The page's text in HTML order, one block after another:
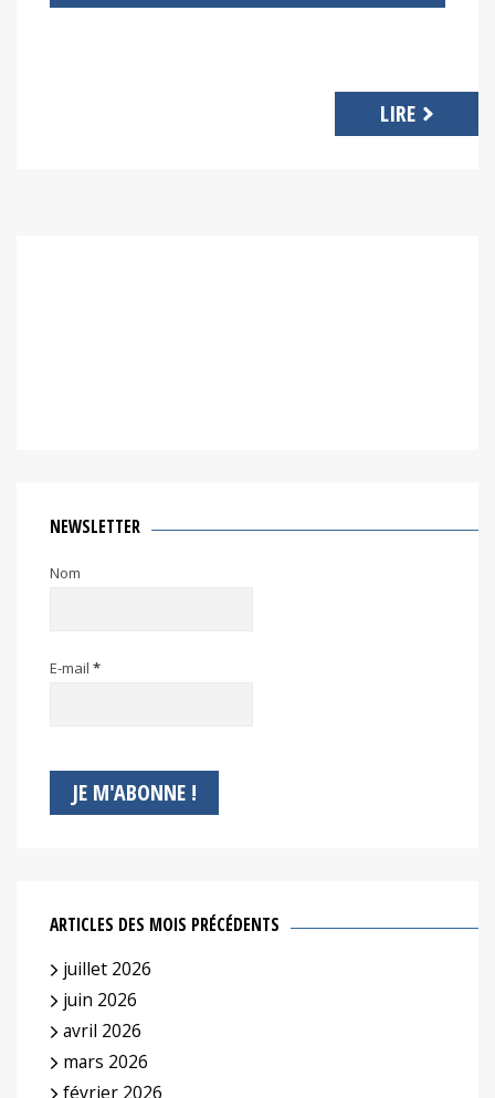
LIRE
NEWSLETTER
Nom
E-mail *
ARTICLES DES MOIS PRÉCÉDENTS
juillet 2026
juin 2026
avril 2026
mars 2026
février 2026